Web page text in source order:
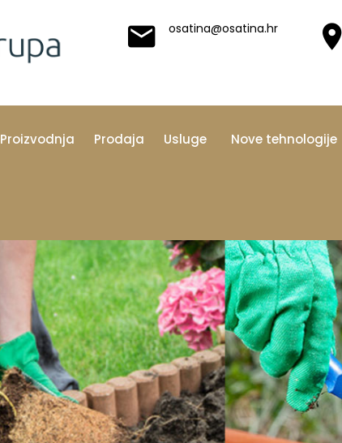
osatina@osatina.hr
Proizvodnja Prodaja Usluge Nove tehnologije